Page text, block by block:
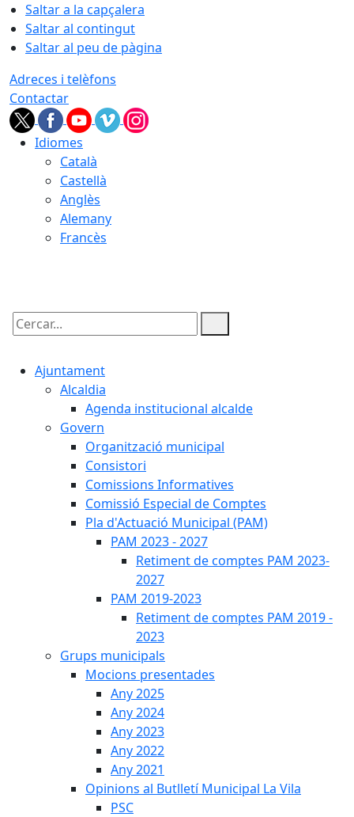
Saltar a la capçalera
Saltar al contingut
Saltar al peu de pàgina
Adreces i telèfons
Contactar
Idiomes
Català
Castellà
Anglès
Alemany
Francès
Cercar:
Ajuntament
Alcaldia
Agenda institucional alcalde
Govern
Organització municipal
Consistori
Comissions Informatives
Comissió Especial de Comptes
Pla d'Actuació Municipal (PAM)
PAM 2023 - 2027
Retiment de comptes PAM 2023-
2027
PAM 2019-2023
Retiment de comptes PAM 2019 -
2023
Grups municipals
Mocions presentades
Any 2025
Any 2024
Any 2023
Any 2022
Any 2021
Opinions al Butlletí Municipal La Vila
PSC